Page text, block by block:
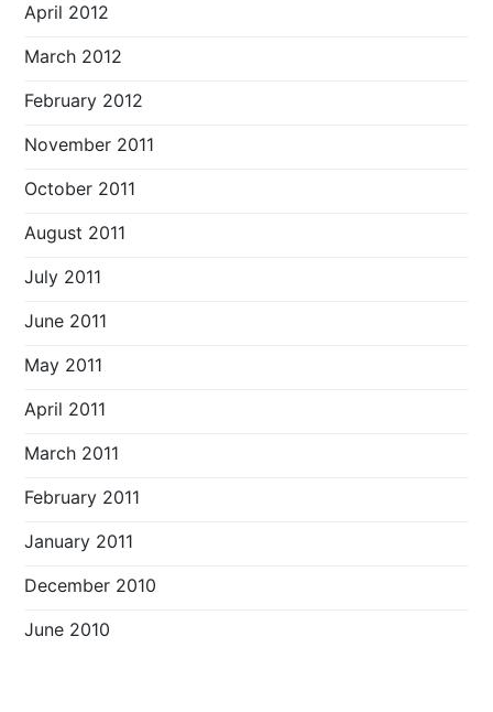
April 2012
March 2012
February 2012
November 2011
October 2011
August 2011
July 2011
June 2011
May 2011
April 2011
March 2011
February 2011
January 2011
December 2010
June 2010